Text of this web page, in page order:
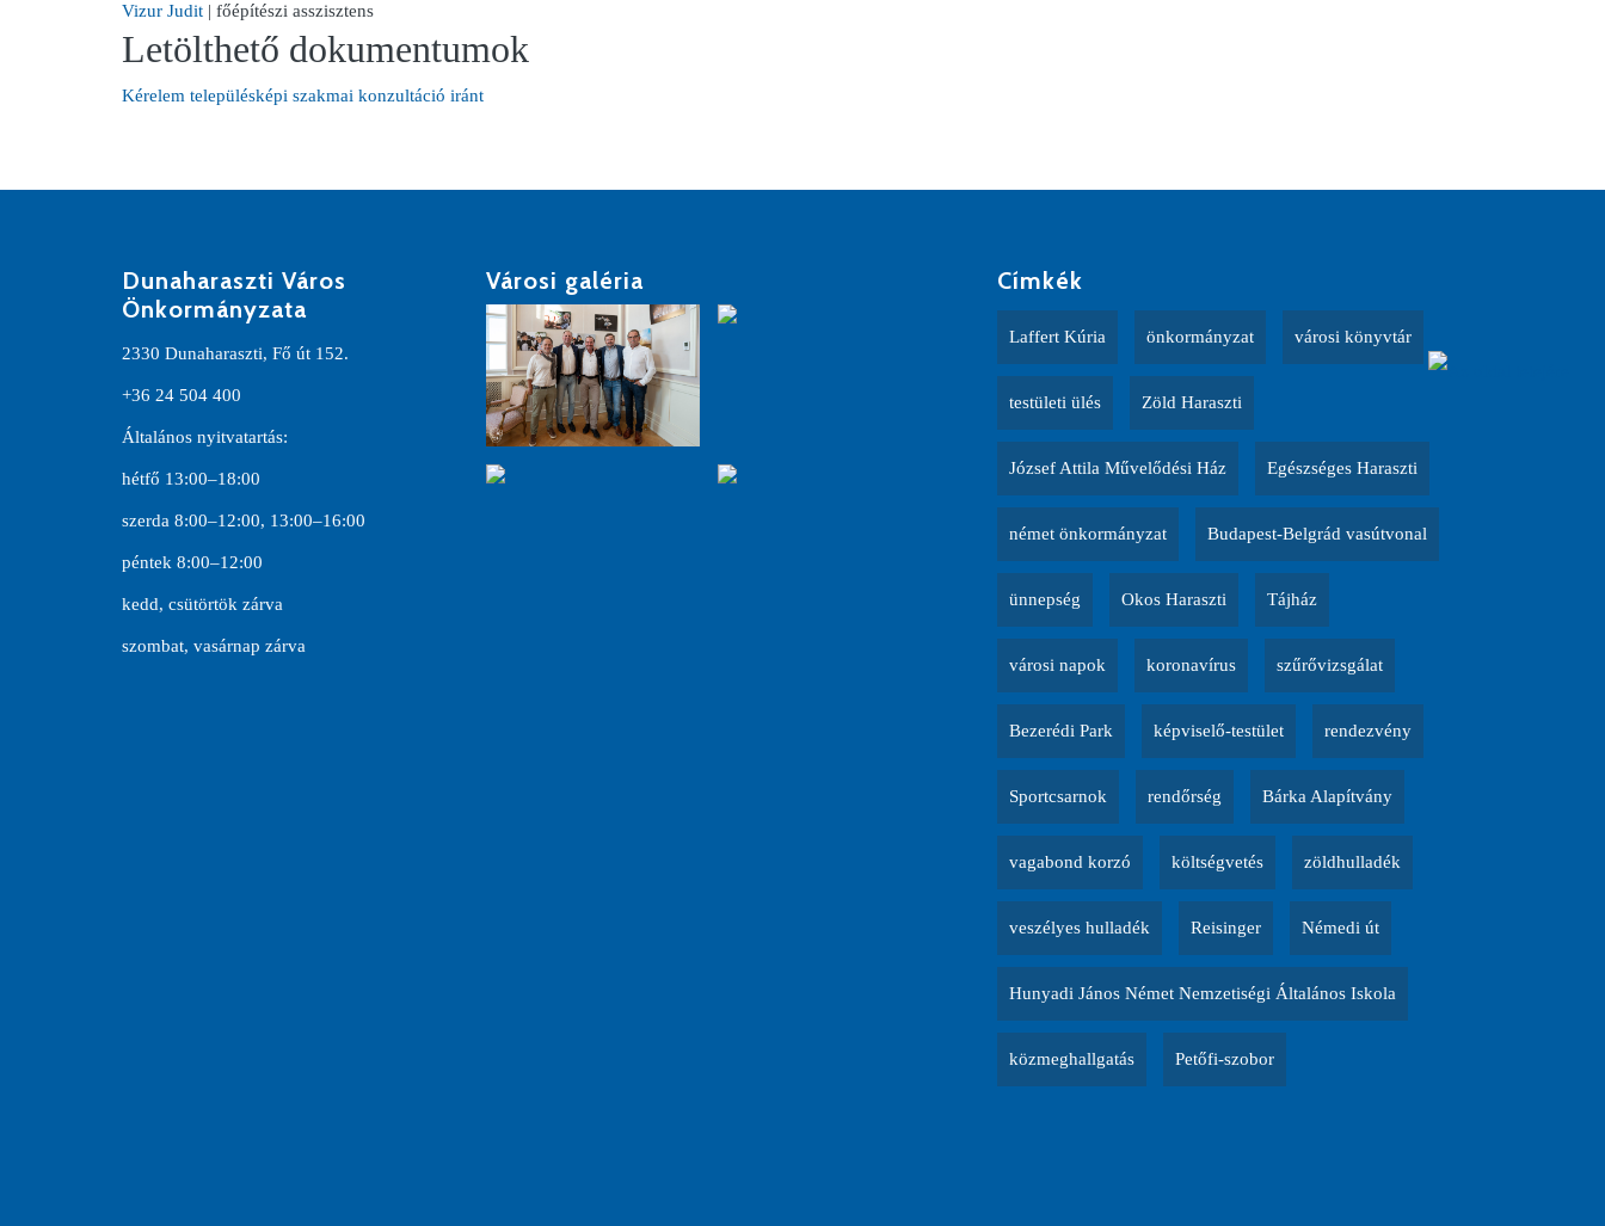
Vizur Judit | főépítészi asszisztens
Letölthető dokumentumok
Kérelem településképi szakmai konzultáció iránt
Dunaharaszti Város
Önkormányzata
2330 Dunaharaszti, Fő út 152.
+36 24 504 400
Általános nyitvatartás:
hétfő 13:00–18:00
szerda 8:00–12:00, 13:00–16:00
péntek 8:00–12:00
kedd, csütörtök zárva
szombat, vasárnap zárva
Városi galéria Címkék
Laffert Kúria önkormányzat városi könyvtár
testületi ülés Zöld Haraszti
József Attila Művelődési Ház Egészséges Haraszti
német önkormányzat Budapest-Belgrád vasútvonal
ünnepség Okos Haraszti Tájház
városi napok koronavírus szűrővizsgálat
Bezerédi Park képviselő-testület rendezvény
Sportcsarnok rendőrség Bárka Alapítvány
vagabond korzó költségvetés zöldhulladék
veszélyes hulladék Reisinger Némedi út
Hunyadi János Német Nemzetiségi Általános Iskola
közmeghallgatás Petőfi-szobor